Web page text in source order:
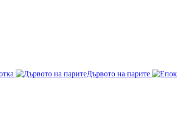
Дървото на парите